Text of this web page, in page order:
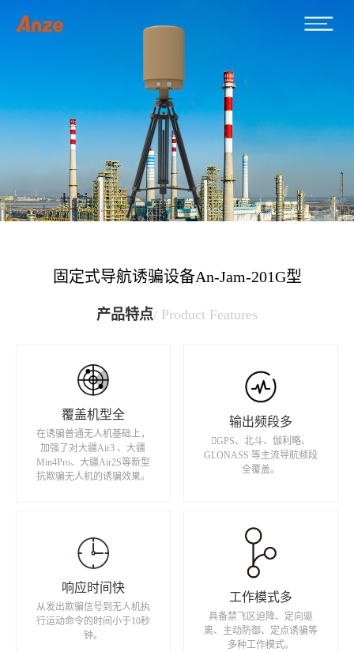
固定式导航诱骗设备An-Jam-201G型
产品特点/ Product Features
覆盖机型全
在诱骗普通无人机基础上，
加强了对大疆Air3 、大疆
Min4Pro、大疆Air2S等新型
抗欺骗无人机的诱骗效果。
输出频段多
GPS、北斗、伽利略、
GLONASS 等主流导航频段
全覆盖。
响应时间快
从发出欺骗信号到无人机执
行运动命令的时间小于10秒
钟。
工作模式多
具备禁飞区迫降、定向驱
离、主动防御、定点诱骗等
多种工作模式。